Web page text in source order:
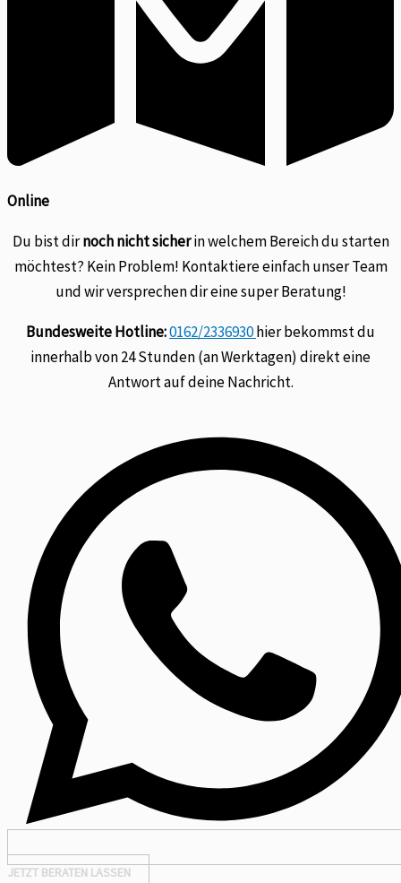
Online
Du bist dirnoch nicht sicherin welchem Bereich du starten
möchtest? Kein Problem! Kontaktiere einfach unser Team
und wir versprechen dir eine super Beratung!
Bundesweite Hotline:0162/2336930hier bekommst du
innerhalb von 24 Stunden (an Werktagen) direkt eine
Antwort auf deine Nachricht.
JETZT BERATEN LASSEN